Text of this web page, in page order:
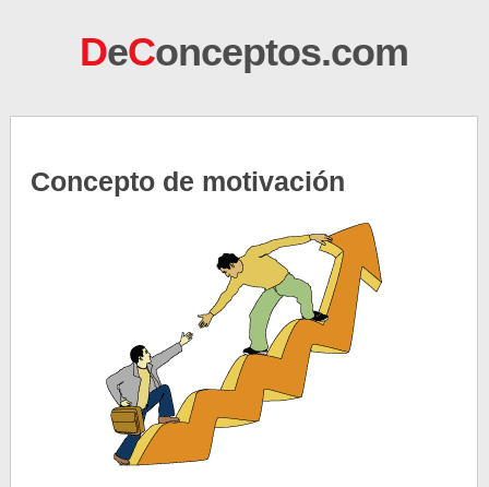
DeConceptos.com
Concepto de motivación